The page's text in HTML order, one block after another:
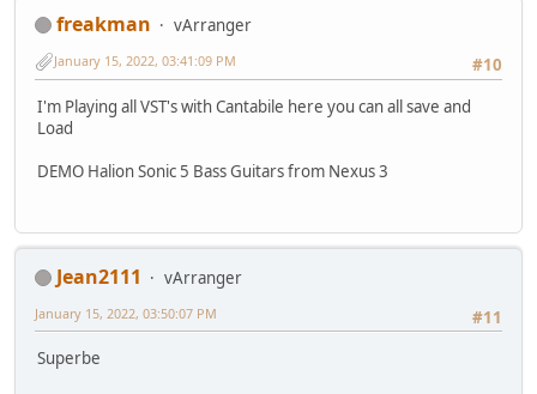
freakman
vArranger
#10
January 15, 2022, 03:41:09 PM
I'm Playing all VST's with Cantabile here you can all save and
Load
DEMO Halion Sonic 5 Bass Guitars from Nexus 3
Jean2111
vArranger
#11
January 15, 2022, 03:50:07 PM
Superbe